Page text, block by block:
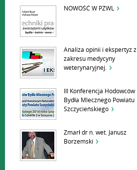
NOWOŚĆ W PZWL
Analiza opinii i ekspertyz z
zakresu medycyny
weterynaryjnej.
III Konferencja Hodowców
Bydła Mlecznego Powiatu
Szczycieńskiego
Zmarł dr n. wet. Janusz
Borzemski